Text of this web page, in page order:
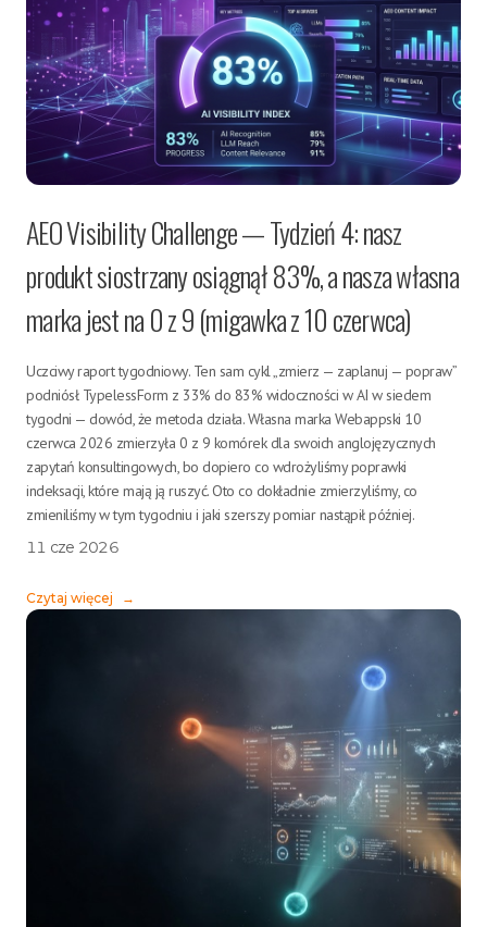
AEO Visibility Challenge — Tydzień 4: nasz
produkt siostrzany osiągnął 83%, a nasza własna
marka jest na 0 z 9 (migawka z 10 czerwca)
Uczciwy raport tygodniowy. Ten sam cykl „zmierz — zaplanuj — popraw”
podniósł TypelessForm z 33% do 83% widoczności w AI w siedem
tygodni — dowód, że metoda działa. Własna marka Webappski 10
czerwca 2026 zmierzyła 0 z 9 komórek dla swoich anglojęzycznych
zapytań konsultingowych, bo dopiero co wdrożyliśmy poprawki
indeksacji, które mają ją ruszyć. Oto co dokładnie zmierzyliśmy, co
zmieniliśmy w tym tygodniu i jaki szerszy pomiar nastąpił później.
11 cze 2026
Czytaj więcej →